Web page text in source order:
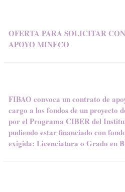
OFERTA PARA SOLICITAR
APOYO MINECO
FIBAO convoca un contrato de
cargo a los fondos de un proyecto
por el Programa CIBER del
pudiendo estar financiado con
exigida: Licenciatura o Grado en